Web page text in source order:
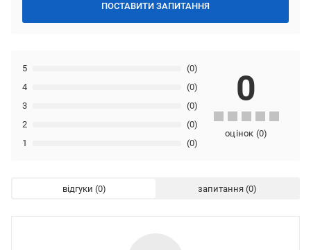
ПОСТАВИТИ ЗАПИТАННЯ
1 (0)
2 (0)
3 (0)
4 (0)
5 (0)
0
оцінок (0)
відгуки запитання